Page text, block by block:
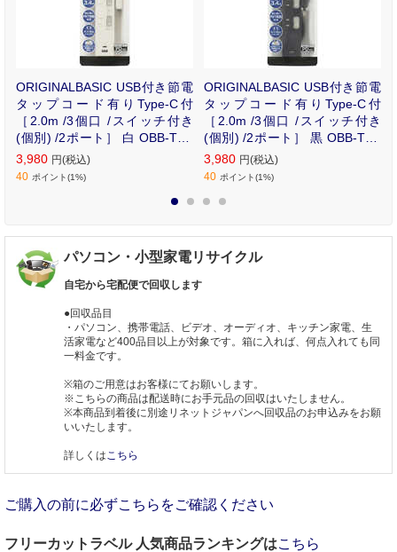
ORIGINALBASIC USB付き節電
タップコード有りType-C付
［2.0m /3個口 /スイッチ付き
(個別) /2ポート］ 白 OBB-TPK
321AC-W
3,980 円(税込)
40 ポイント(1%)
ORIGINALBASIC USB付き節電
タップコード有りType-C付
［2.0m /3個口 /スイッチ付き
(個別) /2ポート］ 黒 OBB-TPK
321AC-K
3,980 円(税込)
40 ポイント(1%)
パソコン・小型家電リサイクル
自宅から宅配便で回収します
●回収品目
・パソコン、携帯電話、ビデオ、オーディオ、キッチン家電、生
活家電など400品目以上が対象です。箱に入れば、何点入れても同
一料金です。
※箱のご用意はお客様にてお願いします。
※こちらの商品は配送時にお手元品の回収はいたしません。
※本商品到着後に別途リネットジャパンへ回収品のお申込みをお願
いいたします。
詳しくは こちら
ご購入の前に必ずこちらをご確認ください
フリーカットラベル 人気商品ランキングはこちら